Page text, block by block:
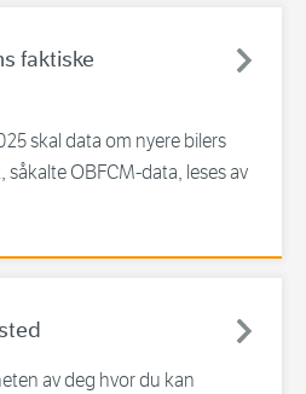
faktiske
skal data om nyere bilers
OBFCM-data, leses av
av deg hvor du kan